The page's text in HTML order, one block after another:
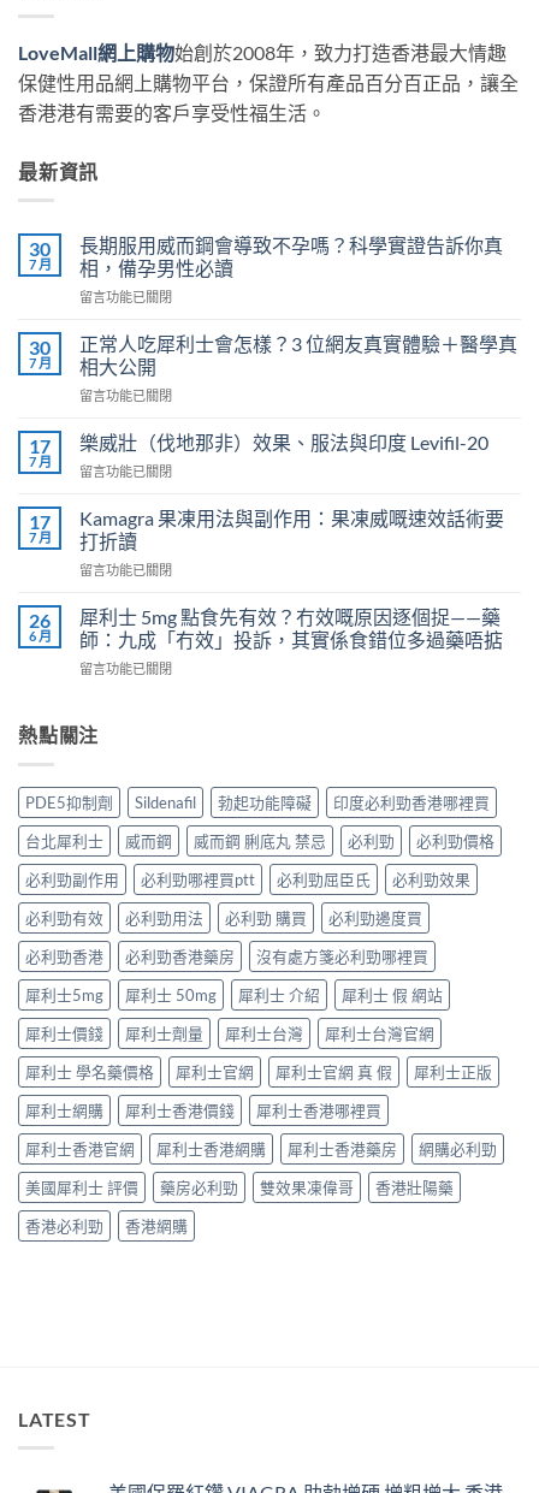
LoveMall網上購物始創於2008年，致力打造香港最大情趣
保健性用品網上購物平台，保證所有產品百分百正品，讓全
香港港有需要的客戶享受性福生活。
最新資訊
30
7 月
長期服用威而鋼會導致不孕嗎？科學實證告訴你真
相，備孕男性必讀
在
期
服
用
威
鋼
導
不
孕
嗎？
實
證
告
真
相，
孕
男
性
必
讀〉
中
留言功能已關閉
30
7 月
正常人吃犀利士會怎樣？3 位網友真實體驗＋醫學真
相大公開
在
常
人
吃
利
士
怎
3
位
網
實
體
醫
學
真
相
大
公
開〉
中
留言功能已關閉
17
7 月
樂威壯（伐地那非）效果、服法與印度 Levifil-20
在
威
壯
（伐
地
非）
效
果、
服
印
20〉
中
留言功能已關閉
17
7 月
Kamagra 果凍用法與副作用：果凍威嘅速效話術要
打折讀
在
果
凍
用
法
作
凍
威
嘅
速
效
話
術
要
打
折
讀〉
中
留言功能已關閉
26
6 月
犀利士 5mg 點食先有效？冇效嘅原因逐個捉——藥
師：九成「冇效」投訴，其實係食錯位多過藥唔掂
在
士
5mg
食
先
有
效？
冇
效
嘅
原
因
逐
個
捉
——
藥
師：
九
成
「冇
效」
投
訴，
其
實
掂〉
留言功能已關閉
熱點關注
PDE5抑制劑 Sildenafil 勃起功能障礙
印度必利勁香港哪裡買
台北犀利士
威而鋼 威而鋼 脷底丸 禁忌 必利勁
必利勁價格
必利勁副作用
必利勁哪裡買ptt 必利勁屈臣氏
必利勁效果
必利勁有效
必利勁用法 必利勁 購買
必利勁邊度買
必利勁香港
必利勁香港藥房
沒有處方箋必利勁哪裡買
犀利士5mg
犀利士 50mg 犀利士 介紹
犀利士 假 網站
犀利士價錢
犀利士劑量 犀利士台灣
犀利士台灣官網
犀利士 學名藥價格
犀利士官網 犀利士官網 真 假
犀利士正版
犀利士網購
犀利士香港價錢
犀利士香港哪裡買
犀利士香港官網
犀利士香港網購 犀利士香港藥房
網購必利勁
美國犀利士 評價
藥房必利勁 雙效果凍偉哥
香港壯陽藥
香港必利勁
香港網購
LATEST